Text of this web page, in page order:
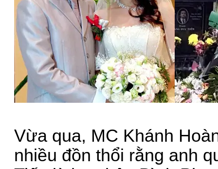
Vừa qua, MC Khánh
nhiều đồn thổi rằng anh